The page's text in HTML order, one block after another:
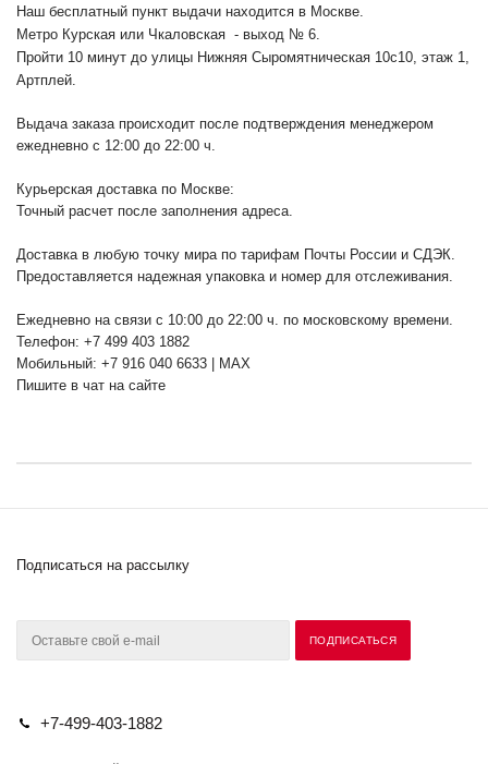
Наш бесплатный пункт выдачи находится в Москве.
Метро Курская или Чкаловская - выход № 6.
Пройти 10 минут до улицы Нижняя Сыромятническая 10с10, этаж 1,
Артплей.
Выдача заказа происходит после подтверждения менеджером
ежедневно с 12:00 до 22:00 ч.
Курьерская доставка по Москве:
Точный расчет после заполнения адреса.
Доставка в любую точку мира по тарифам Почты России и СДЭК.
Предоставляется надежная упаковка и номер для отслеживания.
Ежедневно на связи с 10:00 до 22:00 ч. по московскому времени.
Телефон: +7 499 403 1882
Мобильный: +7 916 040 6633 | MAX
Пишите в чат на сайте
Подписаться на рассылку
+7-499-403-1882